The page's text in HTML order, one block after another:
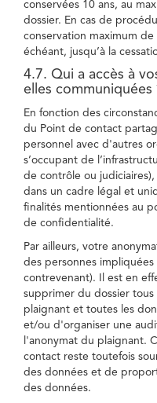
conservées 10 ans, au
dossier. En cas de
conservation maximum
échéant, jusqu’à la
4.7. Qui a accès à
elles communiquées
En fonction des
du Point de contact
personnel avec d'autres
s’occupant de
de contrôle ou
dans un cadre légal et
finalités mentionnées au
de confidentialité.
Par ailleurs, votre
des personnes impliquées
contrevenant). Il est en
supprimer du dossier
plaignant et toutes les
et/ou d'organiser une
l'anonymat du plaignant.
contact reste toutefois
des données et de
des données.